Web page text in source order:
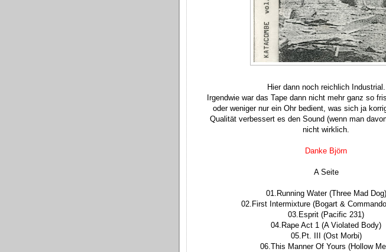
Hier dann noch reichlich Industrial.
Irgendwie war das Tape dann nicht mehr ganz so
oder weniger nur ein Ohr bedient, was sich ja
Qualität verbessert es den Sound (wenn man
nicht wirklich.
Danke Björn
A Seite
01.Running Water (Three Mad Dog)
02.First Intermixture (Bogart &
03.Esprit (Pacific 231)
04.Rape Act 1 (A Violated Body)
05.Pt. III (Ost Morbi)
06.This Manner Of Yours (Hollow